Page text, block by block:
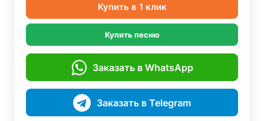
Купить в 1 клик
Купить песню
Заказать в WhatsApp
Заказать в Telegram